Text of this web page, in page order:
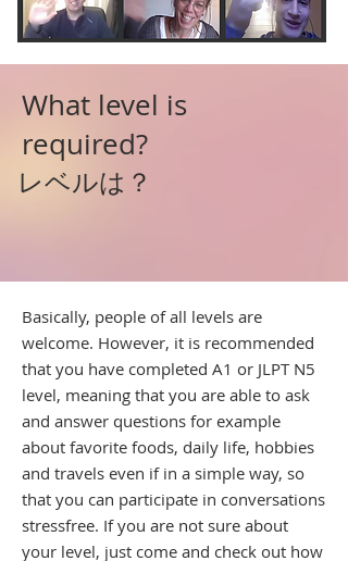
What level is
required?
レベルは？
Basically, people of all levels are
welcome. However, it is recommended
that you have completed A1 or JLPT N5
level, meaning that you are able to ask
and answer questions for example
about favorite foods, daily life, hobbies
and travels even if in a simple way, so
that you can participate in conversations
stressfree. If you are not sure about
your level, just come and check out how